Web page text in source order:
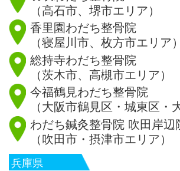
（高石市、堺市エリア）
香里園わだち整骨院
（寝屋川市、枚方市エリア）
総持寺わだち整骨院
（茨木市、高槻市エリア）
今福鶴見わだち整骨院
（大阪市鶴見区・城東区・
わだち鍼灸整骨院 吹田岸辺
（吹田市・摂津市エリア）
兵庫県